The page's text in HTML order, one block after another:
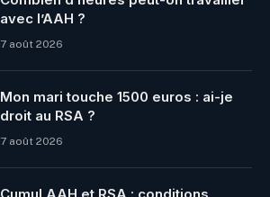
avec l’AAH ?
7 août 2026
Mon mari touche 1500 euros : ai-je
droit au RSA ?
7 août 2026